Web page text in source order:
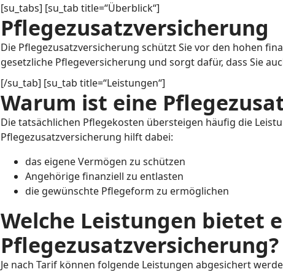
[su_tabs] [su_tab title=“Überblick“]
Pflegezusatzversicherung
Die Pflegezusatzversicherung schützt Sie vor den hohen
gesetzliche Pflegeversicherung und sorgt dafür, dass Sie
[/su_tab] [su_tab title=“Leistungen“]
Warum ist eine
Die tatsächlichen Pflegekosten übersteigen häufig die
Pflegezusatzversicherung hilft dabei:
das eigene Vermögen zu schützen
Angehörige finanziell zu entlasten
die gewünschte Pflegeform zu ermöglichen
Welche Leistungen bietet
Pflegezusatzversicherung?
Je nach Tarif können folgende Leistungen abgesichert